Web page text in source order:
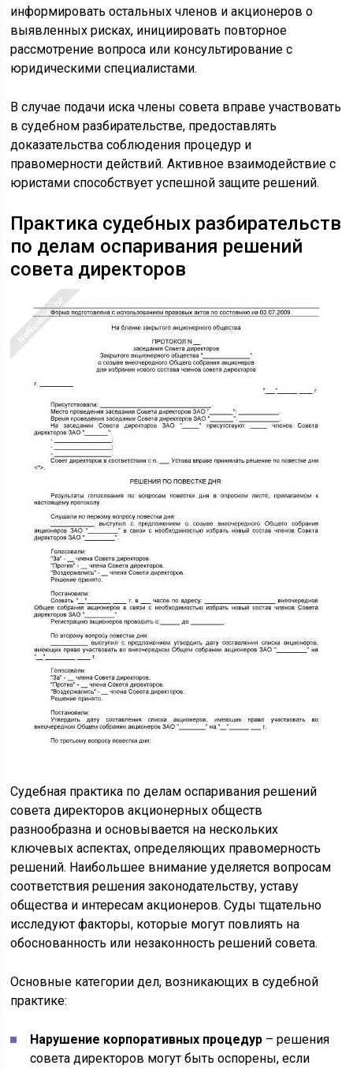
информировать остальных членов и акционеров о
выявленных рисках, инициировать повторное
рассмотрение вопроса или консультирование с
юридическими специалистами.
В случае подачи иска члены совета вправе участвовать
в судебном разбирательстве, предоставлять
доказательства соблюдения процедур и
правомерности действий. Активное взаимодействие с
юристами способствует успешной защите решений.
Практика судебных разбирательств
по делам оспаривания решений
совета директоров
Судебная практика по делам оспаривания решений
совета директоров акционерных обществ
разнообразна и основывается на нескольких
ключевых аспектах, определяющих правомерность
решений. Наибольшее внимание уделяется вопросам
соответствия решения законодательству, уставу
общества и интересам акционеров. Суды тщательно
исследуют факторы, которые могут повлиять на
обоснованность или незаконность решений совета.
Основные категории дел, возникающих в судебной
практике:
Нарушение корпоративных процедур – решения
совета директоров могут быть оспорены, если